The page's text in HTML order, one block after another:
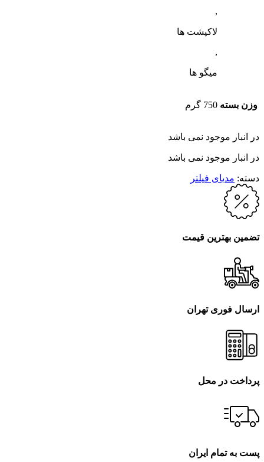
,
لاکپشت ها
,
میگو ها
وزن بسته 750 گرم
در انبار موجود نمی باشد
در انبار موجود نمی باشد
دسته: مدیای فیلتر
تضمین بهترین قیمت
ارسال فوری تهران
پرداخت در محل
پست به تمام ایران